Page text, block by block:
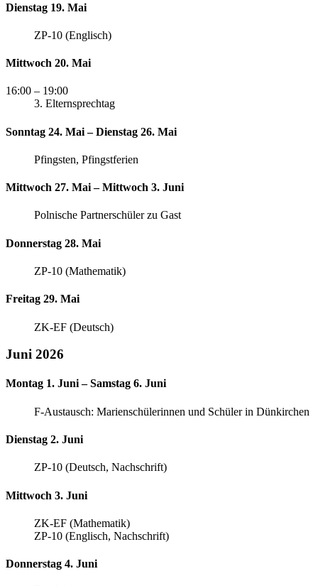
Dienstag 19. Mai
ZP-10 (Englisch)
Mittwoch 20. Mai
16:00 – 19:00
3. Elternsprechtag
Sonntag 24. Mai – Dienstag 26. Mai
Pfingsten, Pfingstferien
Mittwoch 27. Mai – Mittwoch 3. Juni
Polnische Partnerschüler zu Gast
Donnerstag 28. Mai
ZP-10 (Mathematik)
Freitag 29. Mai
ZK-EF (Deutsch)
Juni 2026
Montag 1. Juni – Samstag 6. Juni
F-Austausch: Marienschülerinnen und Schüler in Dünkirchen
Dienstag 2. Juni
ZP-10 (Deutsch, Nachschrift)
Mittwoch 3. Juni
ZK-EF (Mathematik)
ZP-10 (Englisch, Nachschrift)
Donnerstag 4. Juni